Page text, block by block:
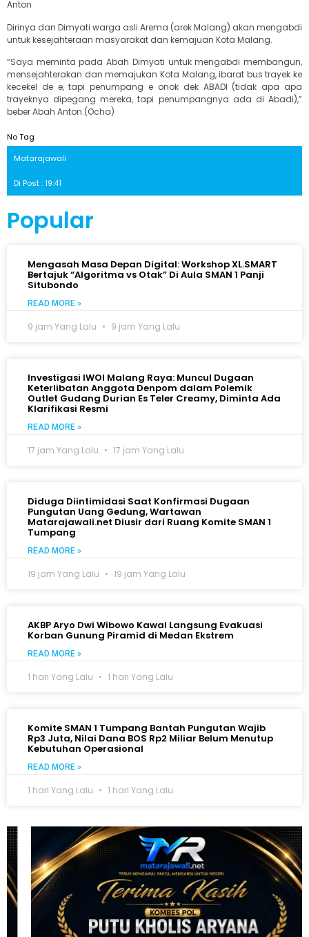
Anton
Dirinya dan Dimyati warga asli Arema (arek Malang) akan mengabdi
untuk kesejahteraan masyarakat dan kemajuan Kota Malang.
“Saya meminta pada Abah Dimyati untuk mengabdi membangun,
mensejahterakan dan memajukan Kota Malang, ibarat bus trayek ke
kecekel de e, tapi penumpang e onok dek ABADI (tidak apa apa
trayeknya dipegang mereka, tapi penumpangnya ada di Abadi),”
beber Abah Anton.(Ocha)
No Tag
Matarajawali
Di Post : 19:41
Popular
Mengasah Masa Depan Digital: Workshop XL.SMART
Bertajuk “Algoritma vs Otak” Di Aula SMAN 1 Panji
Situbondo
READ MORE »
9 jam Yang Lalu 9 jam Yang Lalu
Investigasi IWOI Malang Raya: Muncul Dugaan
Keterlibatan Anggota Denpom dalam Polemik
Outlet Gudang Durian Es Teler Creamy, Diminta Ada
Klarifikasi Resmi
READ MORE »
17 jam Yang Lalu 17 jam Yang Lalu
Diduga Diintimidasi Saat Konfirmasi Dugaan
Pungutan Uang Gedung, Wartawan
Matarajawali.net Diusir dari Ruang Komite SMAN 1
Tumpang
READ MORE »
19 jam Yang Lalu 19 jam Yang Lalu
AKBP Aryo Dwi Wibowo Kawal Langsung Evakuasi
Korban Gunung Piramid di Medan Ekstrem
READ MORE »
1 hari Yang Lalu 1 hari Yang Lalu
Komite SMAN 1 Tumpang Bantah Pungutan Wajib
Rp3 Juta, Nilai Dana BOS Rp2 Miliar Belum Menutup
Kebutuhan Operasional
READ MORE »
1 hari Yang Lalu 1 hari Yang Lalu